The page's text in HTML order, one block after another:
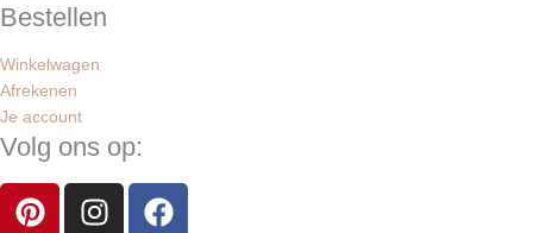
Bestellen
Winkelwagen
Afrekenen
Je account
Volg ons op:
P
i
I
n
F
a